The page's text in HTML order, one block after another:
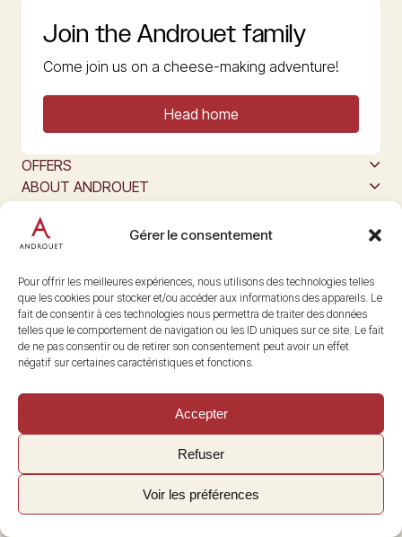
Gérer le consentement
Pour offrir les meilleures expériences, nous utilisons des technologies telles
que les cookies pour stocker et/ou accéder aux informations des appareils. Le
fait de consentir à ces technologies nous permettra de traiter des données
telles que le comportement de navigation ou les ID uniques sur ce site. Le fait
de ne pas consentir ou de retirer son consentement peut avoir un effet
négatif sur certaines caractéristiques et fonctions.
Accepter
Refuser
Voir les préférences
Join the Androuet family
Come join us on a cheese-making adventure!
Head home
OFFERS
ABOUT ANDROUET
The producers of Maison Androuet
Follow us
@maisonandrouet
Copyright © 2026 Androuet
Site byMake the Grade